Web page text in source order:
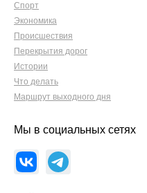
Спорт
Экономика
Происшествия
Перекрытия дорог
Истории
Что делать
Маршрут выходного дня
Мы в социальных сетях